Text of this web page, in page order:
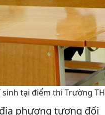
sinh tại điểm thi Trường
phương tương đối